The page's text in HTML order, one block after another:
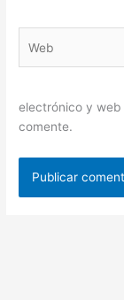
electrónico y web
comente.